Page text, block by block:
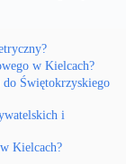
w Kielcach?
Świętokrzyskiego
i
Kielcach?